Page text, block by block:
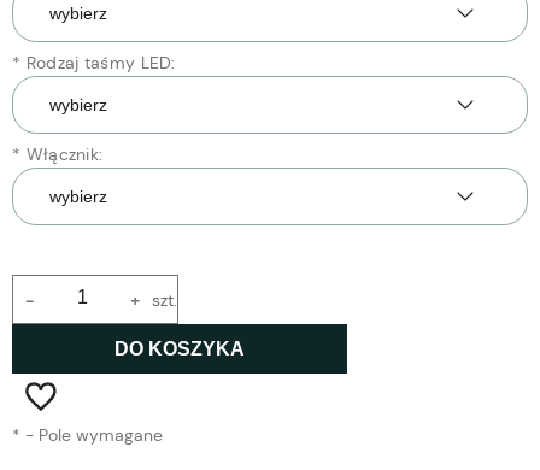
* Rodzaj taśmy LED:
* Włącznik:
+
- szt.
DO KOSZYKA
* - Pole wymagane